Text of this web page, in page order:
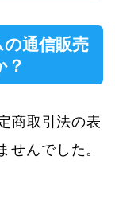
通信販売
？
商取引法の表
せんでした。